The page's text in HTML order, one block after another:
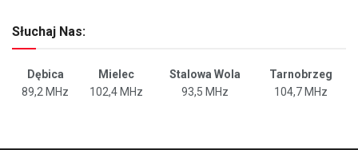
Słuchaj Nas:
Dębica Mielec Stalowa Wola
Tarnobrzeg
89,2 MHz
102,4 MHz 93,5 MHz 104,7 MHz